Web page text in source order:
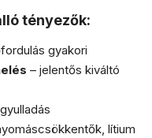
tényezők:
gyakori
– jelentős kiváltó
lítium